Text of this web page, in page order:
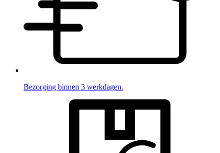
Bezorging binnen 3 werkdagen.